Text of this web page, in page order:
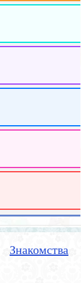
Знакомства